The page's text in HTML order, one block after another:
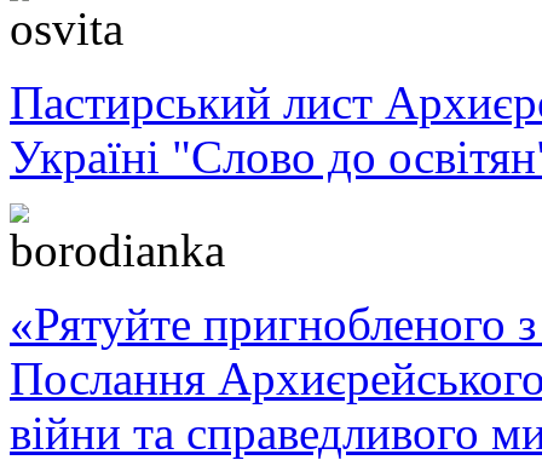
Пастирський лист
Україні "Слово до
«Рятуйте пригнобленого
Послання
війни та справедливого